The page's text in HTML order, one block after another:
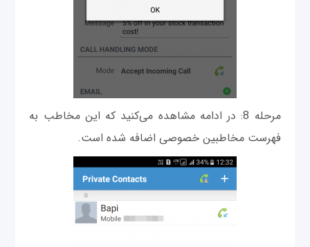
مرحله 8: در ادامه مشاهده می‌کنید که این مخاطب به
فهرست مخاطبین خصوصی اضافه شده است.